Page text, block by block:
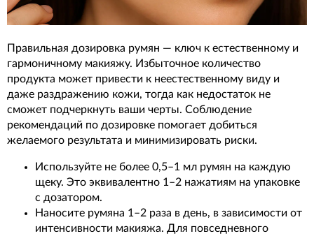
Правильная дозировка румян — ключ к естественному и
гармоничному макияжу. Избыточное количество
продукта может привести к неестественному виду и
даже раздражению кожи, тогда как недостаток не
сможет подчеркнуть ваши черты. Соблюдение
рекомендаций по дозировке помогает добиться
желаемого результата и минимизировать риски.
Используйте не более 0,5–1 мл румян на каждую
щеку. Это эквивалентно 1–2 нажатиям на упаковке
с дозатором.
Наносите румяна 1–2 раза в день, в зависимости от
интенсивности макияжа. Для повседневного